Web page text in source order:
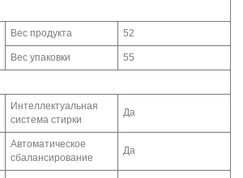
Вес продукта 52
Вес упаковки 55
Интеллектуальная
система стирки
Да
Автоматическое
сбалансирование
Да